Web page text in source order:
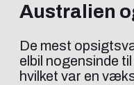
Australien
De mest
elbil nogensinde
hvilket var en